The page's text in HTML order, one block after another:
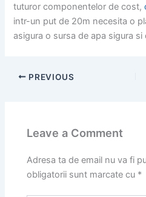
tuturor componentelor de cost,
intr-un put de 20m necesita o
asigura o sursa de apa sigura
PREVIOUS
Leave a Comment
Adresa ta de email nu va fi
obligatorii sunt marcate cu *